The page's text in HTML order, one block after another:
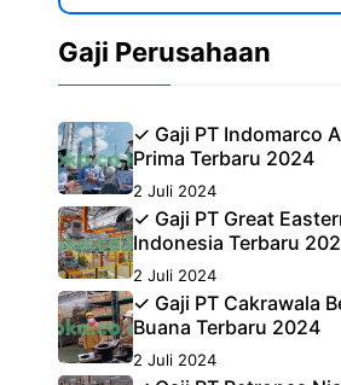
Gaji Perusahaan
✓ Gaji PT Indomarco
Prima Terbaru 2024
2 Juli 2024
✓ Gaji PT Great
Indonesia Terbaru
2 Juli 2024
✓ Gaji PT Cakrawala
Buana Terbaru 2024
2 Juli 2024